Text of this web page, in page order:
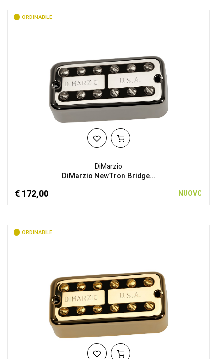
ORDINABILE
DiMarzio
DiMarzio NewTron Bridge...
€ 172,00 NUOVO
ORDINABILE